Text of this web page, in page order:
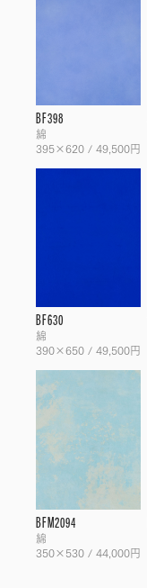
BF398
綿
395×620 / 49,500円
BF630
綿
390×650 / 49,500円
BFM2094
綿
350×530 / 44,000円